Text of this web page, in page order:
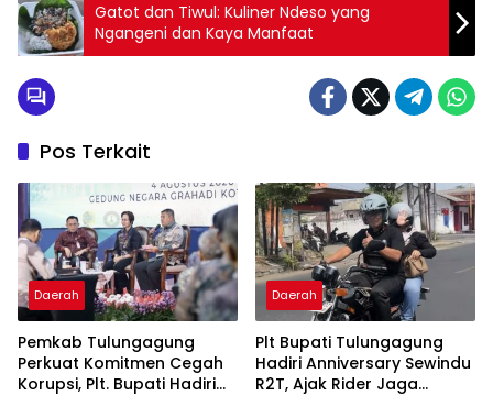
Gatot dan Tiwul: Kuliner Ndeso yang
Ngangeni dan Kaya Manfaat
Pos Terkait
Daerah
Pemkab Tulungagung
Perkuat Komitmen Cegah
Korupsi, Plt. Bupati Hadiri
Daerah
Plt Bupati Tulungagung
Hadiri Anniversary Sewindu
R2T, Ajak Rider Jaga